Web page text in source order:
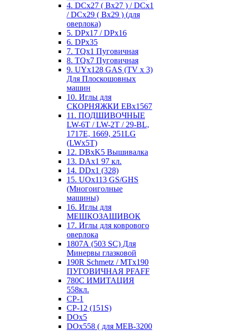
4. DCx27 ( Bx27 ) / DCx1
/ DCx29 ( Bx29 ) (для
оверлока)
5. DPx17 / DPx16
6. DPx35
7. TQx1 Пуговичная
8. TQx7 Пуговичная
9. UYx128 GAS (TV x 3)
Для Плоскошовных
машин
10. Иглы для
СКОРНЯЖКИ EBx1567
11. ПОДШИВОЧНЫЕ
LW-6T / LW-2T / 29-BL,
1717E, 1669, 251LG
(LWx5T)
12. DBxK5 Вышивалка
13. DAx1 97 кл.
14. DDx1 (328)
15. UOx113 GS/GHS
(Многоиголные
машины)
16. Иглы для
МЕШКОЗАШИВОК
17. Иглы для коврового
оверлока
1807А (503 SC) Для
Минервы глазковой
190R Schmetz / MTx190
ПУГОВИЧНАЯ PFAFF
780С ИМИТАЦИЯ
558кл.
CP-1
CP-12 (151S)
DOx5
DOx558 ( для MEB-3200